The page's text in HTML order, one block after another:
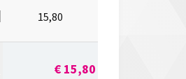
15,80
€ 15,80